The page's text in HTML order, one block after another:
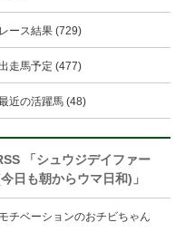
レース結果 (729)
走馬予定 (477)
近の活躍馬 (48)
「シュウジデイファー
日も朝からウマ日和)」
モチベーションのおチビちゃん